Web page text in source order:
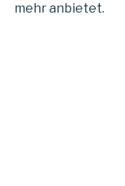
mehr anbietet.